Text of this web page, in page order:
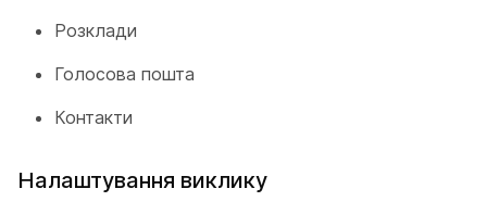
Розклади
Голосова пошта
Контакти
Налаштування виклику